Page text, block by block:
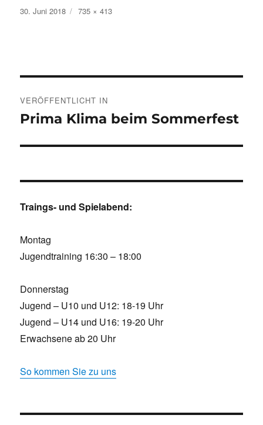
Veröffentlicht
am
30. Juni 2018 Volle
Größe
735 × 413
VERÖFFENTLICHT IN
Prima Klima beim Sommerfest
Traings- und Spielabend:
Montag
Jugendtraining 16:30 – 18:00
Donnerstag
Jugend – U10 und U12: 18-19 Uhr
Jugend – U14 und U16: 19-20 Uhr
Erwachsene ab 20 Uhr
So kommen Sie zu uns